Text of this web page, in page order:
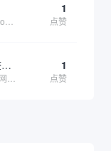
1
点赞
谷歌互联网最新域名查询网址是什么 1
点赞